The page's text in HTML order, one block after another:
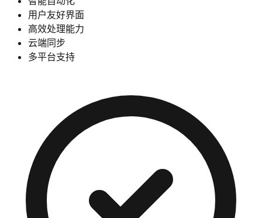
用户友好界面
高效处理能力
云端同步
多平台支持